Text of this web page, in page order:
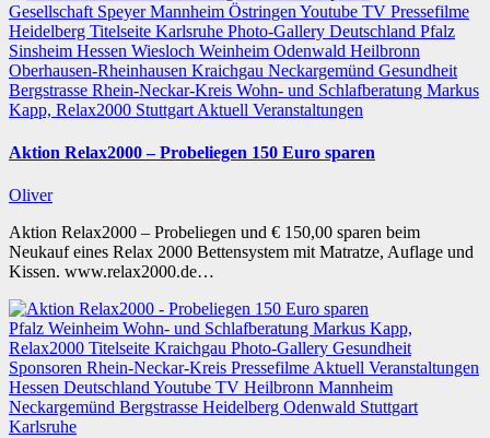
Gesellschaft SpeyerMannheim Östringen Youtube TV Pressefilme
Heidelberg Titelseite Karlsruhe Photo-Gallery Deutschland Pfalz
Sinsheim Hessen Wiesloch Weinheim Odenwald Heilbronn
Oberhausen-Rheinhausen Kraichgau Neckargemünd Gesundheit
Bergstrasse Rhein-Neckar-Kreis Wohn- und Schlafberatung Markus
Kapp, Relax2000 Stuttgart Aktuell Veranstaltungen
Aktion Relax2000 – Probeliegen 150 Euro sparen
Oliver
Aktion Relax2000 – Probeliegen und € 150,00 sparen beim
Neukauf eines Relax 2000 Bettensystem mit Matratze, Auflage und
Kissen. www.relax2000.de…
Pfalz Weinheim Wohn- und Schlafberatung Markus Kapp,
Relax2000 Titelseite Kraichgau Photo-Gallery Gesundheit
Sponsoren Rhein-Neckar-Kreis Pressefilme Aktuell Veranstaltungen
Hessen Deutschland Youtube TV Heilbronn Mannheim
Neckargemünd Bergstrasse Heidelberg Odenwald Stuttgart
Karlsruhe